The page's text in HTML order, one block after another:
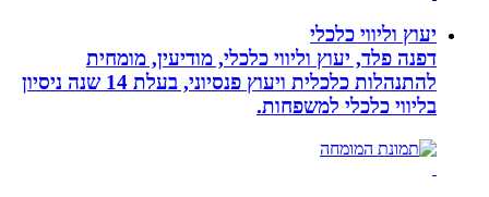
יעוץ וליווי כלכלי
דפנה פלד, יעוץ וליווי כלכלי, מודיעין, מומחית
להתנהלות כלכלית ויעוץ פנסיוני, בעלת 14 שנה ניסיון
בליווי כלכלי למשפחות.